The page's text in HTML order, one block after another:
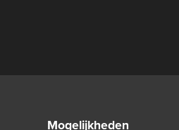
Mogelijkheden